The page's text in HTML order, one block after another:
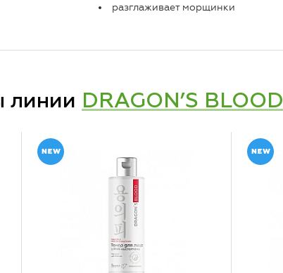
разглаживает морщинки
линии DRAGON’S BLOOD